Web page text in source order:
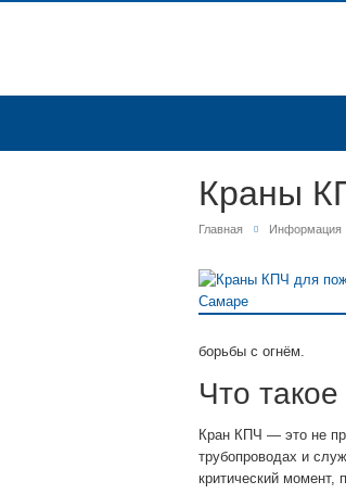
Краны
Главная Информация
борьбы с огнём.
Что
Кран КПЧ — это не
трубопроводах и
критический момент,